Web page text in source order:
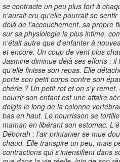
se contracte un peu plus fort à
n'aurait cru qu'elle pourrait se
delà de l'accouchement, sa propre
sur sa physiologie la plus intime,
n'était autre que d'enfanter à
et encore. Un coup de vent plus
Jasmine diminue déjà ses efforts :
qu'elle finisse son repas. Elle
porte son petit corps contre son
chérie ? Un petit rot et on s'y
nourrir son enfant est une affaire
doigts le long de la colonne
bas en haut. Le nourrisson se
maman en libérant son estomac.
Déborah : l'air printanier se mue
chaud. Elle transpire un peu, mais
contractions qui s'intensifient dans